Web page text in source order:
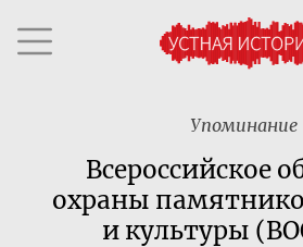
Упоминание
Всероссийское
охраны
и культуры